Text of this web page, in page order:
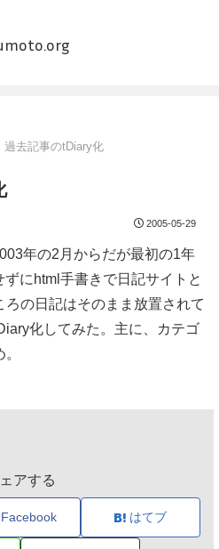
過去記事のtDiary化
2005-05-29
年の2月からだが最初の1年
にhtml手書きで日記サイトと
ろの日記はそのまま放置されて
化してみた。主に、カテゴ
アする
Facebook はてブ